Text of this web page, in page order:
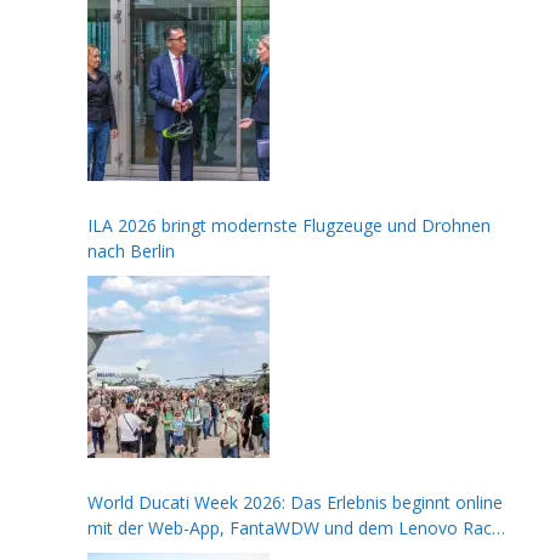
ILA 2026 bringt modernste Flugzeuge und Drohnen
nach Berlin
World Ducati Week 2026: Das Erlebnis beginnt online
mit der Web-App, FantaWDW und dem Lenovo Race
of Champions Contest